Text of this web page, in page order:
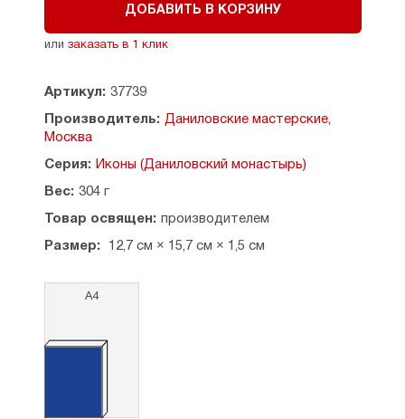
ДОБАВИТЬ В КОРЗИНУ
или заказать в 1 клик
Артикул: 37739
Производитель: Даниловские мастерские,
Москва
Серия: Иконы (Даниловский монастырь)
Вес: 304 г
Товар освящен: производителем
Размер: 12,7 см × 15,7 см × 1,5 см
А4